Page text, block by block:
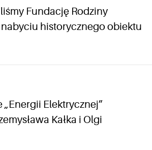
Fundację Rodziny
historycznego obiektu
Elektrycznej”
Kałka i Olgi